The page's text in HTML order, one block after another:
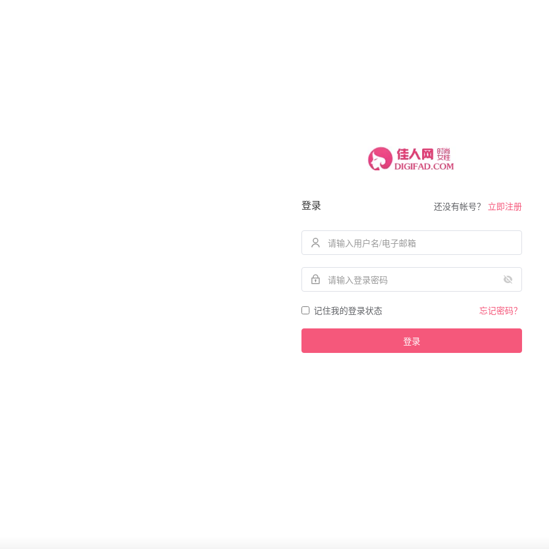
登录 还没有帐号？ 立即注册
记住我的登录状态 忘记密码？
登录